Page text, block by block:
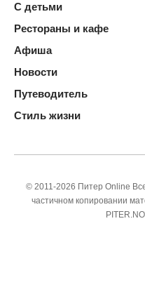
С детьми
Рестораны и кафе
Афиша
Новости
Путеводитель
Стиль жизни
© 2011-2026 Питер Online
частичном копировании